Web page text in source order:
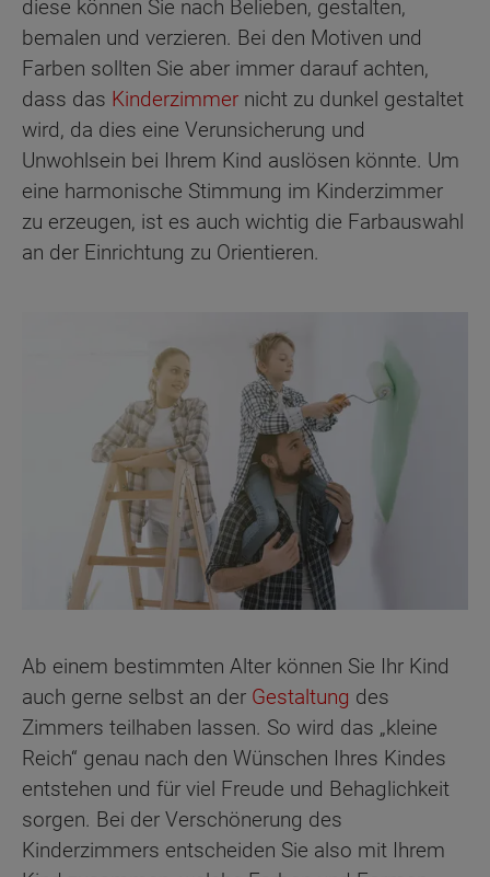
diese können Sie nach Belieben, gestalten,
bemalen und verzieren. Bei den Motiven und
Farben sollten Sie aber immer darauf achten,
dass das Kinderzimmer nicht zu dunkel gestaltet
wird, da dies eine Verunsicherung und
Unwohlsein bei Ihrem Kind auslösen könnte. Um
eine harmonische Stimmung im Kinderzimmer
zu erzeugen, ist es auch wichtig die Farbauswahl
an der Einrichtung zu Orientieren.
Ab einem bestimmten Alter können Sie Ihr Kind
auch gerne selbst an der Gestaltung des
Zimmers teilhaben lassen. So wird das „kleine
Reich“ genau nach den Wünschen Ihres Kindes
entstehen und für viel Freude und Behaglichkeit
sorgen. Bei der Verschönerung des
Kinderzimmers entscheiden Sie also mit Ihrem